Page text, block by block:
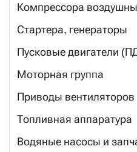
Компрессора
Стартера, генераторы
Пусковые двигатели
Моторная группа
Приводы вентиляторов
Топливная аппаратура
Водяные насосы и